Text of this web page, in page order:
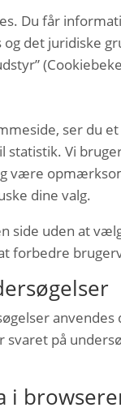
Du får
det juridiske
ser du
Vi
være
dine valg.
side uden at
forbedre
svaret på
i